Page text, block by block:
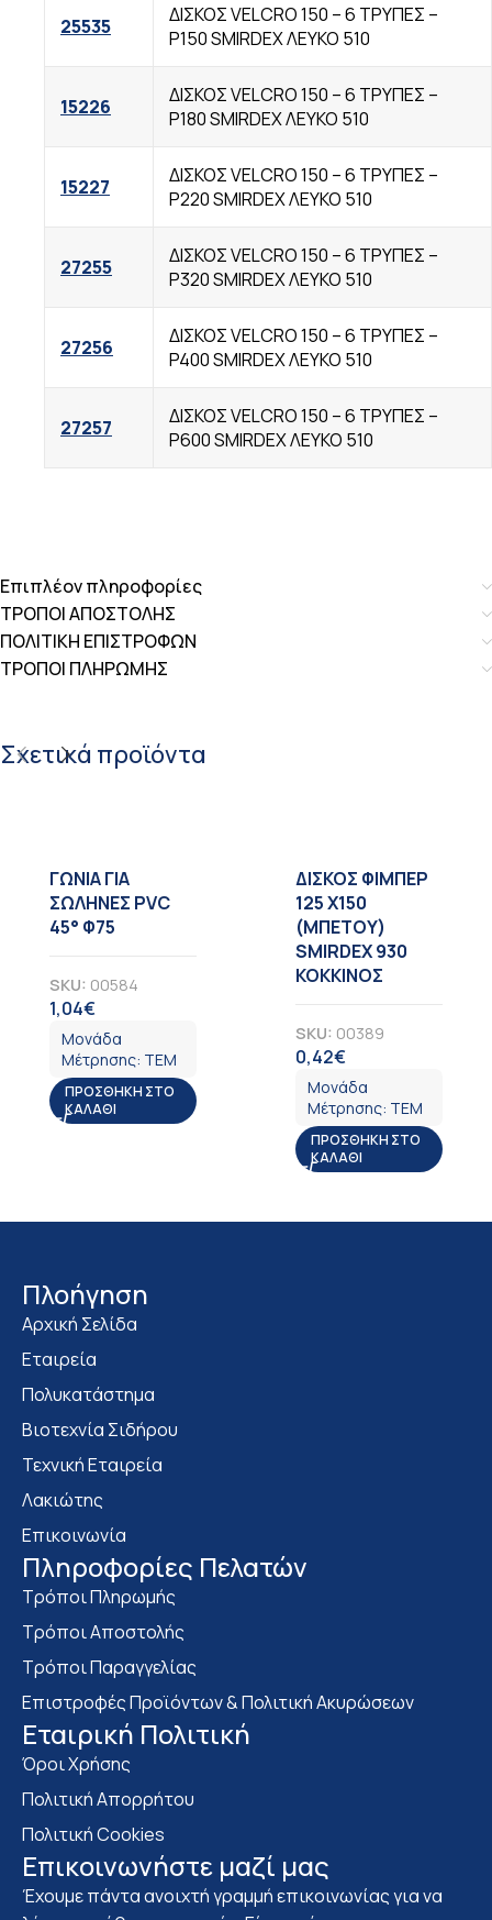
25535
ΔΙΣΚΟΣ VELCRO 150 – 6 TΡΥΠΕΣ –
P150 SMIRDEX ΛΕΥΚΟ 510
15226
ΔΙΣΚΟΣ VELCRO 150 – 6 TΡΥΠΕΣ –
P180 SMIRDEX ΛΕΥΚΟ 510
15227
ΔΙΣΚΟΣ VELCRO 150 – 6 TΡΥΠΕΣ –
P220 SMIRDEX ΛΕΥΚΟ 510
27255
ΔΙΣΚΟΣ VELCRO 150 – 6 TΡΥΠΕΣ –
P320 SMIRDEX ΛΕΥΚΟ 510
27256
ΔΙΣΚΟΣ VELCRO 150 – 6 TΡΥΠΕΣ –
P400 SMIRDEX ΛΕΥΚΟ 510
27257
ΔΙΣΚΟΣ VELCRO 150 – 6 TΡΥΠΕΣ –
P600 SMIRDEX ΛΕΥΚΟ 510
Επιπλέον πληροφορίες
ΤΡΟΠΟΙ ΑΠΟΣΤΟΛΗΣ
ΠΟΛΙΤΙΚΗ ΕΠΙΣΤΡΟΦΩΝ
ΤΡΟΠΟΙ ΠΛΗΡΩΜΗΣ
Σχετικά προϊόντα
ΓΩΝΙΑ ΓΙΑ
ΣΩΛΗΝΕΣ PVC
45° Φ75
SKU: 00584
1,04€
Μονάδα
Μέτρησης: ΤΕΜ
ΠΡΟΣΘΉΚΗ ΣΤΟ
ΚΑΛΆΘΙ
ΔΙΣΚΟΣ ΦΙΜΠΕΡ
125 X150
(ΜΠΕΤΟΥ)
SMIRDEX 930
ΚΟΚΚΙΝΟΣ
SKU: 00389
0,42€
Μονάδα
Μέτρησης: ΤΕΜ
ΠΡΟΣΘΉΚΗ ΣΤΟ
ΚΑΛΆΘΙ
Πλοήγηση
Αρχική Σελίδα
Εταιρεία
Πολυκατάστημα
Bιοτεχνία Σιδήρου
Τεχνική Εταιρεία
Λακιώτης
Επικοινωνία
Πληροφορίες Πελατών
Τρόποι Πληρωμής
Τρόποι Αποστολής
Τρόποι Παραγγελίας
Επιστροφές Προϊόντων & Πολιτική Ακυρώσεων
Eταιρική Πολιτική
Όροι Χρήσης
Πολιτική Απορρήτου
Πολιτική Cookies
Επικοινωνήστε μαζί μας
Έχουμε πάντα ανοιχτή γραμμή επικοινωνίας για να